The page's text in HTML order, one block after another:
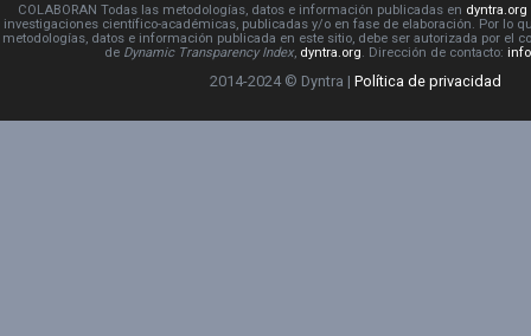
COLABORAN Todas las metodologías, datos e información publicadas en dyntra.org
investigaciones científico-académicas, publicadas y/o en fase de elaboración. Por lo
metodologías, datos e información publicada en este sitio, debe ser autorizada por el
de Dynamic Transparency Index, dyntra.org. Dirección de contacto:
2014-2024 © Dyntra | Política de privacidad